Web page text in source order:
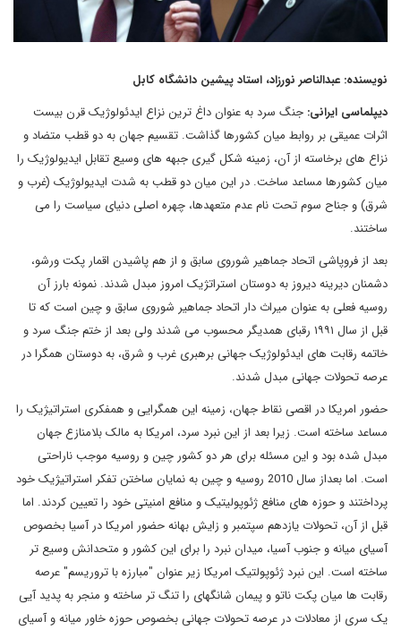
نویسنده: عبدالناصر نورزاد، استاد پیشین دانشگاه کابل
دیپلماسی ایرانی: جنگ سرد به عنوان داغ ترین نزاع ایدئولوژیک قرن بیست
اثرات عمیقی بر روابط میان کشورها گذاشت. تقسیم جهان به دو قطب متضاد و
نزاع های برخاسته از آن، زمینه شکل گیری جبهه های وسیع تقابل ایدیولوژیک را
میان کشورها مساعد ساخت. در این میان دو قطب به شدت ایدیولوژیک (غرب و
شرق) و جناح سوم تحت نام عدم متعهدها، چهره اصلی دنیای سیاست را می
ساختند.
بعد از فروپاشی اتحاد جماهیر شوروی سابق و از هم پاشیدن اقمار پکت ورشو،
دشمنان دیرینه دیروز به دوستان استراتژیک امروز مبدل شدند. نمونه بارز آن
روسیه فعلی به عنوان میراث دار اتحاد جماهیر شوروی سابق و چین است که تا
قبل از سال ۱۹۹۱ رقبای همدیگر محسوب می شدند ولی بعد از ختم جنگ سرد و
خاتمه رقابت های ایدئولوژیک جهانی برهبری غرب و شرق، به دوستان همگرا در
عرصه تحولات جهانی مبدل شدند.
حضور امریکا در اقصی نقاط جهان، زمینه این همگرایی و همفکری استراتیژیک را
مساعد ساخته است. زیرا بعد از این نبرد سرد، امریکا به مالک بلامنازع جهان
مبدل شده بود و این مسئله برای هر دو کشور چین و روسیه موجب ناراحتی
است. اما بعداز سال 2010 روسیه و چین به نمایان ساختن تفکر استراتیژیک خود
پرداختند و حوزه های منافع ژئوپولیتیک و منافع امنیتی خود را تعیین کردند. اما
قبل از آن، تحولات یازدهم سپتمبر و زایش بهانه حضور امریکا در آسیا بخصوص
آسیای میانه و جنوب آسیا، میدان نبرد را برای این کشور و متحدانش وسیع تر
ساخته است. این نبرد ژئوپولتیک امریکا زیر عنوان "مبارزه با تروریسم" عرصه
رقابت ها میان پکت ناتو و پیمان شانگهای را تنگ تر ساخته و منجر به پدید آیی
یک سری از معادلات در عرصه تحولات جهانی بخصوص حوزه خاور میانه و آسیای